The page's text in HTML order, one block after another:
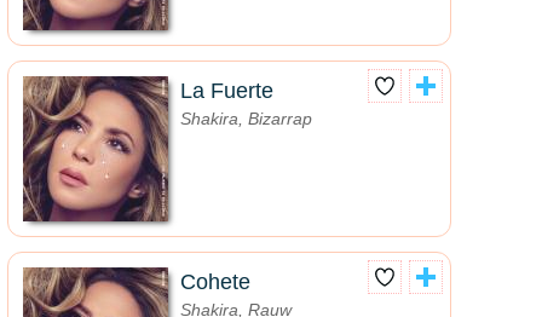
La Fuerte
Shakira, Bizarrap
Cohete
Shakira, Rauw